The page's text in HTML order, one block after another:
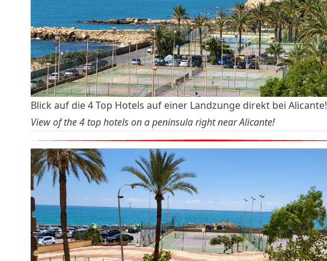
Blick auf die 4 Top Hotels auf einer Landzunge direkt bei Alicante!
View of the 4 top hotels on a peninsula right near Alicante!